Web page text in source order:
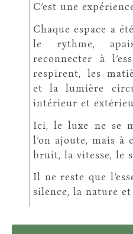
C’est une
Chaque espace a
le rythme,
reconnecter à
respirent, les
et la lumière
intérieur et
Ici, le luxe ne se
l’on ajoute, mais à
bruit, la vitesse, le
Il ne reste que
silence, la nature